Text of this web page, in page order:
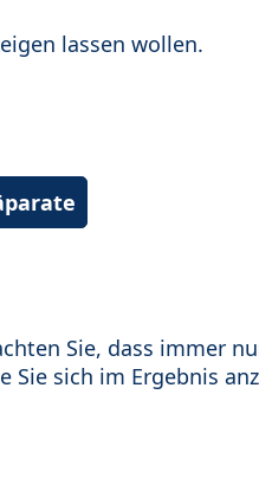
lassen wollen.
Sie, dass immer
Sie sich im Ergebnis